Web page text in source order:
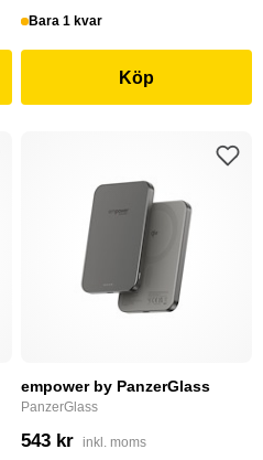
Bara 1 kvar
Köp
empower by PanzerGlass
PanzerGlass
543 kr inkl. moms